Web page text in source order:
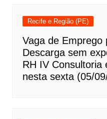
Recife e Região (PE)
Vaga de Emprego
Descarga sem
RH IV Consultoria
nesta sexta (05/